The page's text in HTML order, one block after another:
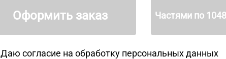
Оформить заказ Частями по 1048
Даю согласие на обработку персональных данных